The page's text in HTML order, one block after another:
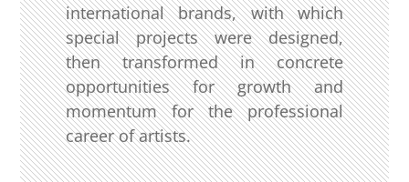
international brands, with which
special projects were designed,
then transformed in concrete
opportunities for growth and
momentum for the professional
career of artists.